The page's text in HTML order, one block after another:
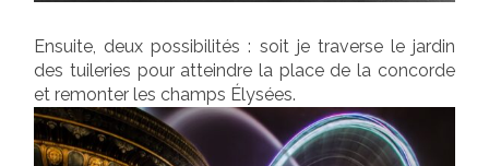
Ensuite, deux possibilités : soit je traverse le jardin
des tuileries pour atteindre la place de la concorde
et remonter les champs Élysées.